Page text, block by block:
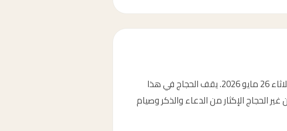
وقفة عرفة هي اليوم التاسع من ذي الحجة، وتُعدّ من أعظم أيام السنة. في عام 2026، يوافق يوم عرفة الثلاثاء 26 مايو 2026. يقف الحجاج في هذا
الإكثار من الدعاء والذكر وصيام